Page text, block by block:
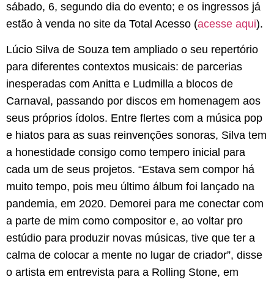
sábado, 6, segundo dia do evento; e os ingressos já
estão à venda no site da Total Acesso (acesse aqui).
Lúcio Silva de Souza tem ampliado o seu repertório
para diferentes contextos musicais: de parcerias
inesperadas com Anitta e Ludmilla a blocos de
Carnaval, passando por discos em homenagem aos
seus próprios ídolos. Entre flertes com a música pop
e hiatos para as suas reinvenções sonoras, Silva tem
a honestidade consigo como tempero inicial para
cada um de seus projetos. “Estava sem compor há
muito tempo, pois meu último álbum foi lançado na
pandemia, em 2020. Demorei para me conectar com
a parte de mim como compositor e, ao voltar pro
estúdio para produzir novas músicas, tive que ter a
calma de colocar a mente no lugar de criador”, disse
o artista em entrevista para a Rolling Stone, em